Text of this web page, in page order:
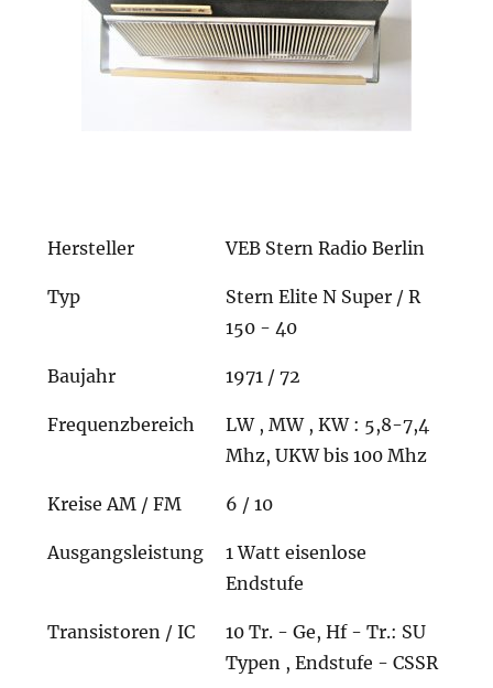
Hersteller VEB Stern Radio Berlin
Typ
Stern Elite N Super / R
150 - 40
Baujahr 1971 / 72
Frequenzbereich
LW , MW , KW : 5,8-7,4
Mhz, UKW bis 100 Mhz
Kreise AM / FM 6 / 10
Ausgangsleistung
1 Watt eisenlose
Endstufe
Transistoren / IC
10 Tr. - Ge, Hf - Tr.: SU
Typen , Endstufe - CSSR